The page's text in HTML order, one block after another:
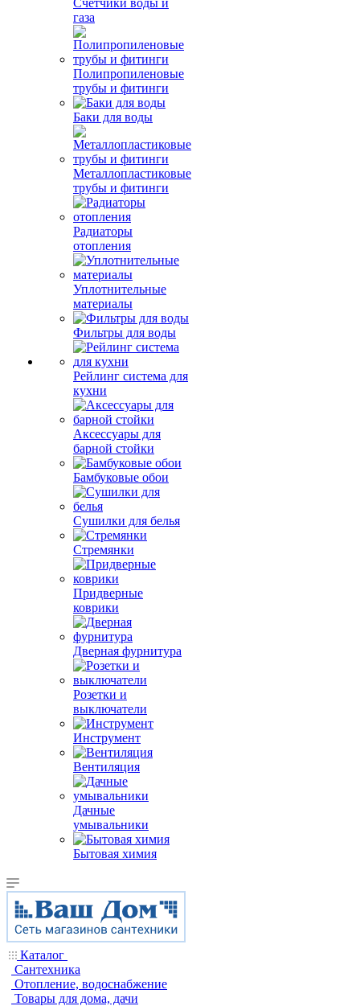
Счетчики воды и
газа
Полипропиленовые
трубы и фитинги
Баки для воды
Металлопластиковые
трубы и фитинги
Радиаторы
отопления
Уплотнительные
материалы
Фильтры для воды
Рейлинг система для
кухни
Аксессуары для
барной стойки
Бамбуковые обои
Сушилки для белья
Стремянки
Придверные
коврики
Дверная фурнитура
Розетки и
выключатели
Инструмент
Вентиляция
Дачные
умывальники
Бытовая химия
Каталог
Сантехника
Отопление, водоснабжение
Товары для дома, дачи